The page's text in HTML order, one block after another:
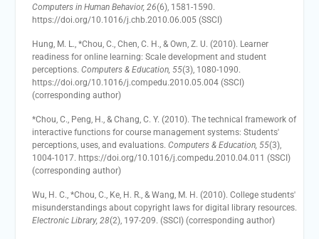
Computers in Human Behavior, 26(6), 1581-1590.
https://doi.org/10.1016/j.chb.2010.06.005 (SSCI)
Hung, M. L., *Chou, C., Chen, C. H., & Own, Z. U. (2010). Learner
readiness for online learning: Scale development and student
perceptions. Computers & Education, 55(3), 1080-1090.
https://doi.org/10.1016/j.compedu.2010.05.004 (SSCI)
(corresponding author)
*Chou, C., Peng, H., & Chang, C. Y. (2010). The technical framework of
interactive functions for course management systems: Students'
perceptions, uses, and evaluations. Computers & Education, 55(3),
1004-1017. https://doi.org/10.1016/j.compedu.2010.04.011 (SSCI)
(corresponding author)
Wu, H. C., *Chou, C., Ke, H. R., & Wang, M. H. (2010). College students'
misunderstandings about copyright laws for digital library resources.
Electronic Library, 28(2), 197-209. (SSCI) (corresponding author)